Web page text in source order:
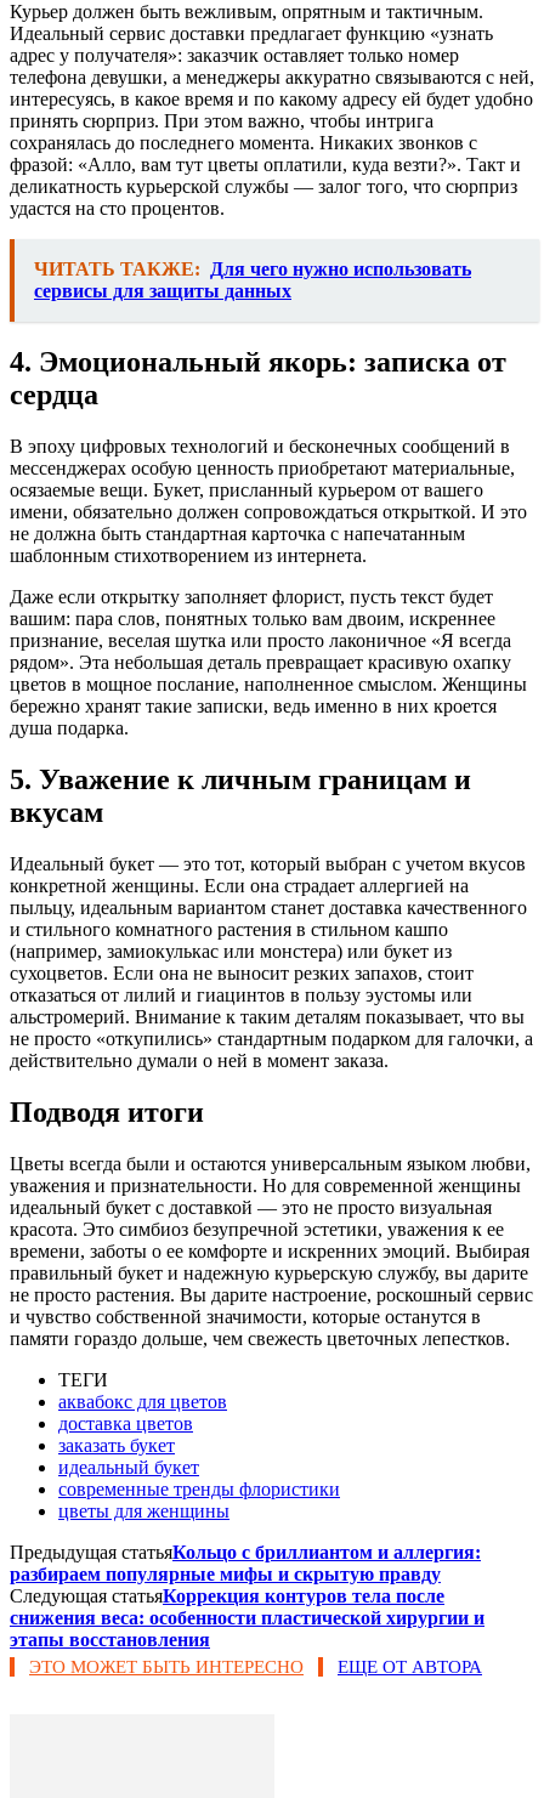
Курьер должен быть вежливым, опрятным и тактичным.
Идеальный сервис доставки предлагает функцию «узнать
адрес у получателя»: заказчик оставляет только номер
телефона девушки, а менеджеры аккуратно связываются с ней,
интересуясь, в какое время и по какому адресу ей будет удобно
принять сюрприз. При этом важно, чтобы интрига
сохранялась до последнего момента. Никаких звонков с
фразой: «Алло, вам тут цветы оплатили, куда везти?». Такт и
деликатность курьерской службы — залог того, что сюрприз
удастся на сто процентов.
ЧИТАТЬ ТАКЖЕ:
Для чего нужно использовать
сервисы для защиты данных
4. Эмоциональный якорь: записка от
сердца
В эпоху цифровых технологий и бесконечных сообщений в
мессенджерах особую ценность приобретают материальные,
осязаемые вещи. Букет, присланный курьером от вашего
имени, обязательно должен сопровождаться открыткой. И это
не должна быть стандартная карточка с напечатанным
шаблонным стихотворением из интернета.
Даже если открытку заполняет флорист, пусть текст будет
вашим: пара слов, понятных только вам двоим, искреннее
признание, веселая шутка или просто лаконичное «Я всегда
рядом». Эта небольшая деталь превращает красивую охапку
цветов в мощное послание, наполненное смыслом. Женщины
бережно хранят такие записки, ведь именно в них кроется
душа подарка.
5. Уважение к личным границам и
вкусам
Идеальный букет — это тот, который выбран с учетом вкусов
конкретной женщины. Если она страдает аллергией на
пыльцу, идеальным вариантом станет доставка качественного
и стильного комнатного растения в стильном кашпо
(например, замиокулькас или монстера) или букет из
сухоцветов. Если она не выносит резких запахов, стоит
отказаться от лилий и гиацинтов в пользу эустомы или
альстромерий. Внимание к таким деталям показывает, что вы
не просто «откупились» стандартным подарком для галочки, а
действительно думали о ней в момент заказа.
Подводя итоги
Цветы всегда были и остаются универсальным языком любви,
уважения и признательности. Но для современной женщины
идеальный букет с доставкой — это не просто визуальная
красота. Это симбиоз безупречной эстетики, уважения к ее
времени, заботы о ее комфорте и искренних эмоций. Выбирая
правильный букет и надежную курьерскую службу, вы дарите
не просто растения. Вы дарите настроение, роскошный сервис
и чувство собственной значимости, которые останутся в
памяти гораздо дольше, чем свежесть цветочных лепестков.
ТЕГИ
аквабокс для цветов
доставка цветов
заказать букет
идеальный букет
современные тренды флористики
цветы для женщины
Предыдущая статьяКольцо с бриллиантом и аллергия:
разбираем популярные мифы и скрытую правду
Следующая статьяКоррекция контуров тела после
снижения веса: особенности пластической хирургии и
этапы восстановления
ЭТО МОЖЕТ БЫТЬ ИНТЕРЕСНО ЕЩЕ ОТ АВТОРА